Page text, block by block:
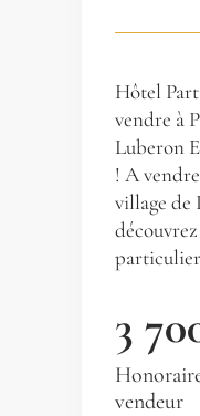
Hôtel
vendre à
Luberon
! A
village de
3
vendeur